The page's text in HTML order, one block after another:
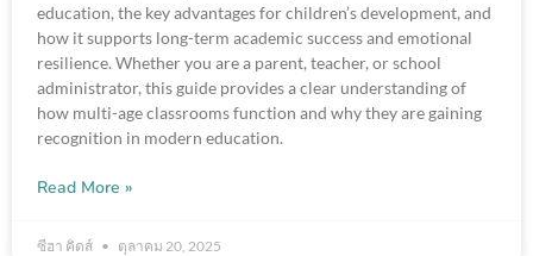
education, the key advantages for children’s development, and
how it supports long-term academic success and emotional
resilience. Whether you are a parent, teacher, or school
administrator, this guide provides a clear understanding of
how multi-age classrooms function and why they are gaining
recognition in modern education.
Read More »
ซีฮา คิดส์ ตุลาคม 20, 2025